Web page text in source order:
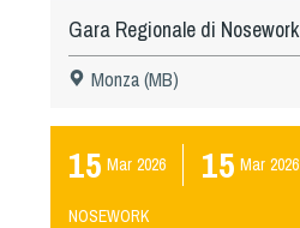
Gara Regionale di Nosework
Monza (MB)
15 Mar 2026 15 Mar 2026
NOSEWORK